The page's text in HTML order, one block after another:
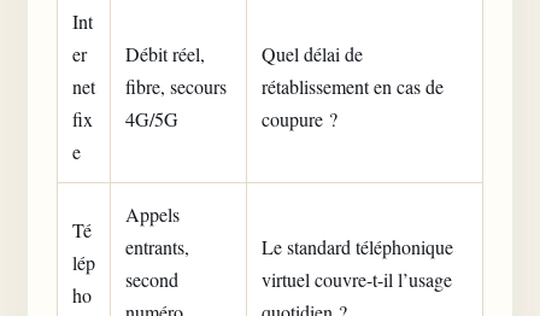
Int
er
net
fix
e
Débit réel,
fibre, secours
4G/5G
Quel délai de
rétablissement en cas de
coupure ?
Té
lép
ho
Appels
entrants,
second
Le standard téléphonique
virtuel couvre-t-il l’usage